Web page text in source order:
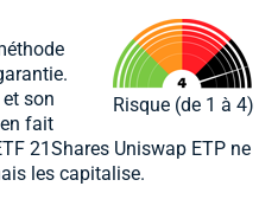
Risque (de 1 à 4)
et son
fait
21Shares Uniswap ETP ne
les capitalise.